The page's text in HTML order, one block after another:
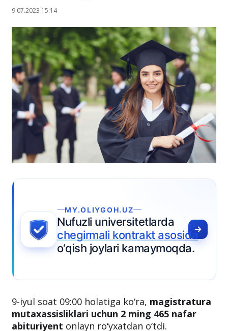
9.07.2023 15:14
MY.OLIYGOH.UZ
Nufuzli universitetlarda
chegirmali kontrakt asosida
o‘qish joylari kamaymoqda.